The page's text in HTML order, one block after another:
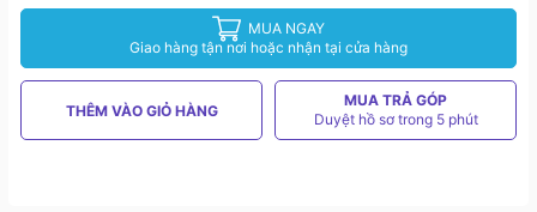
MUA NGAY
Giao hàng tận nơi hoặc nhận tại cửa hàng
THÊM VÀO GIỎ HÀNG
MUA TRẢ GÓP
Duyệt hồ sơ trong 5 phút